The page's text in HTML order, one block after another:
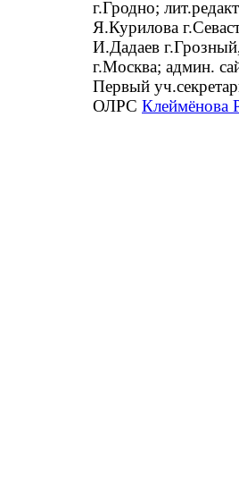
г.Гродно;
Я.Курилова
И.Дадаев
г.Москва; админ.
Первый
ОЛРС Клеймёнова